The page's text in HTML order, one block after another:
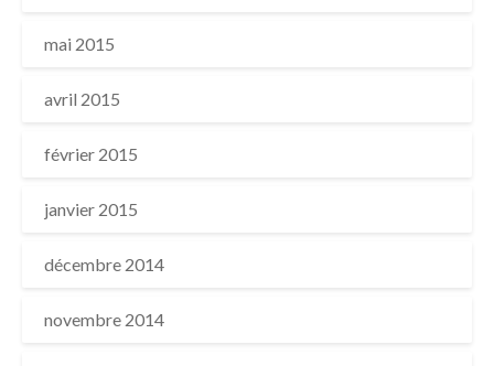
mai 2015
avril 2015
février 2015
janvier 2015
décembre 2014
novembre 2014